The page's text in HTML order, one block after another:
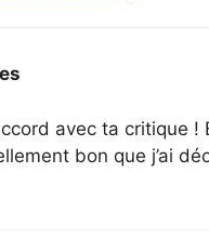
avec ta critique !
bon que j’ai